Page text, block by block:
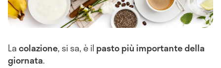
Lacolazione, si sa, è il pasto più importante della
giornata.